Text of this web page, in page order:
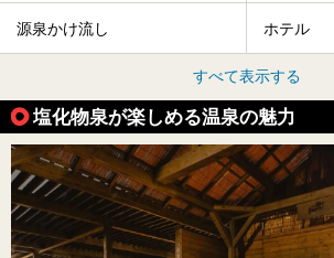
源泉かけ流し ホテル
すべて表示する
塩化物泉が楽しめる温泉の魅力